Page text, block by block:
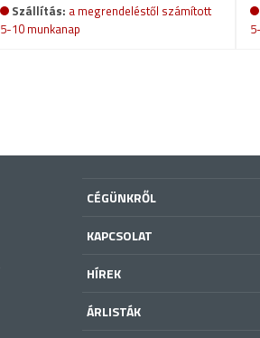
Szállítás: a megrendeléstől számított
5-10 munkanap
CÉGÜNKRŐL
KAPCSOLAT
HÍREK
ÁRLISTÁK